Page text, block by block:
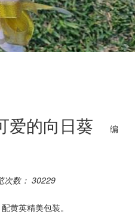
爱的向日葵 编
次数： 30229
黄英精美包装。